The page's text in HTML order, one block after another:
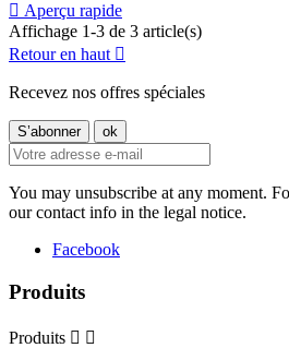
 Aperçu rapide
Affichage 1-3 de 3 article(s)
Retour en haut 
Recevez nos offres spéciales
You may unsubscribe at any moment.
our contact info in the legal notice.
Facebook
Produits
Produits  